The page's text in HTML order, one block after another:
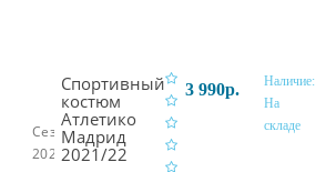
Сезон:
2021/22
Спортивный
костюм
Атлетико
Мадрид
2021/22
3 990р.
В корзину
Наличие:
На
складе